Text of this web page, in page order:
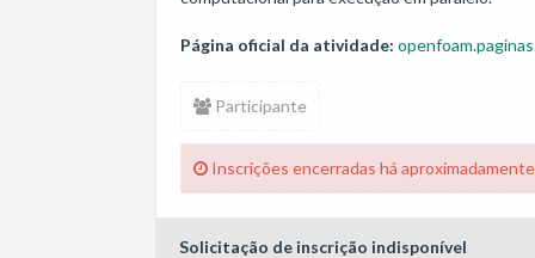
Página oficial da atividade:
Participante
Inscrições encerradas há
Solicitação de inscrição indisponível